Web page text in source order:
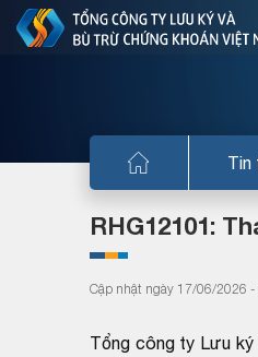
Tin
RHG12101:
Cập nhật ngày 17/06/2026 -
Tổng công ty Lưu